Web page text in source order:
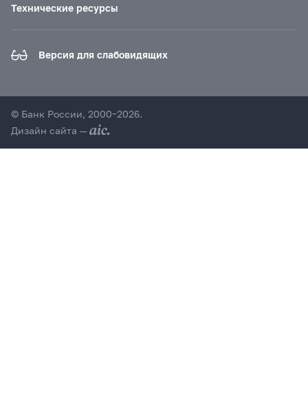
Технические ресурсы
Версия для слабовидящих
© Банк России, 2000–2026.
Дизайн сайта —